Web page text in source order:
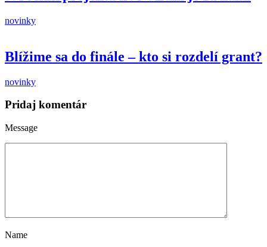
novinky
Blížime sa do finále – kto si rozdelí grant?
novinky
Pridaj komentár
Message
Name